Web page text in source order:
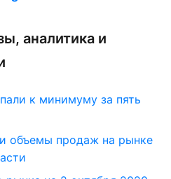
аналитика и
к минимуму за пять
объемы продаж на рынке